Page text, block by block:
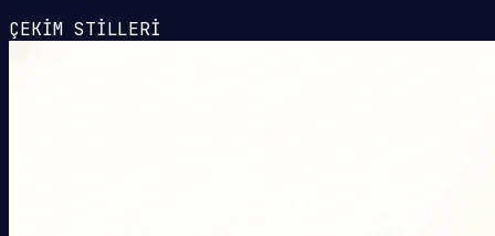
ÇEKİM STİLLERİ